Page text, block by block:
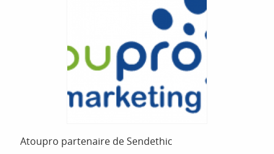
Atoupro partenaire de Sendethic